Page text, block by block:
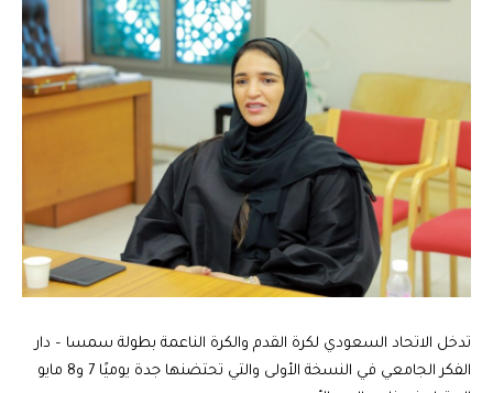
تدخل الاتحاد السعودي لكرة القدم والكرة الناعمة بطولة سمسا – دار
الفكر الجامعي في النسخة الأولى والتي تحتضنها جدة يوميًا 7 و8 مايو